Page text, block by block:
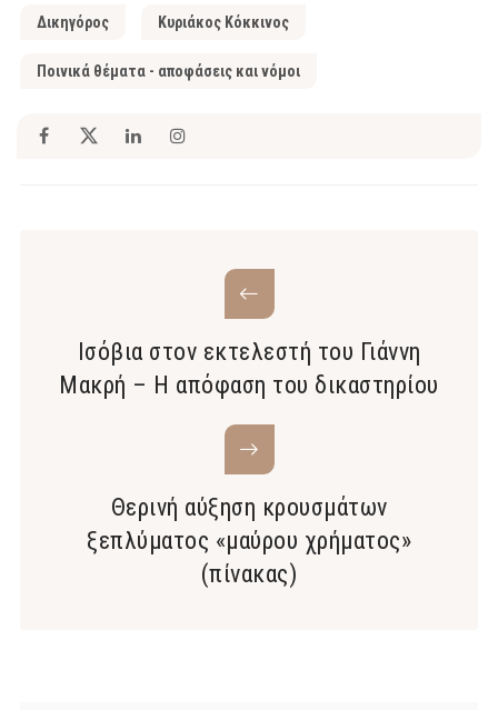
Δικηγόρος Κυριάκος Κόκκινος
Ποινικά θέματα - αποφάσεις και νόμοι
Ισόβια στον εκτελεστή του Γιάννη
Μακρή – Η απόφαση του δικαστηρίου
Θερινή αύξηση κρουσμάτων
ξεπλύματος «μαύρου χρήματος»
(πίνακας)